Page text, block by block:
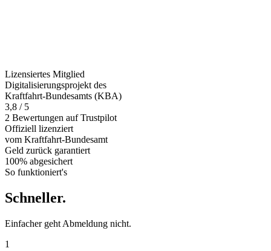
Lizensiertes Mitglied
Digitalisierungsprojekt des
Kraftfahrt-Bundesamts (KBA)
3,8 / 5
2 Bewertungen auf Trustpilot
Offiziell lizenziert
vom Kraftfahrt-Bundesamt
Geld zurück garantiert
100% abgesichert
So funktioniert's
Schneller.
Einfacher geht Abmeldung nicht.
1